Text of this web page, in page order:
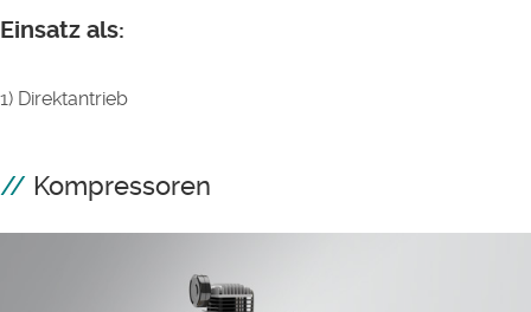
Einsatz als:
1) Direktantrieb
Kompressoren